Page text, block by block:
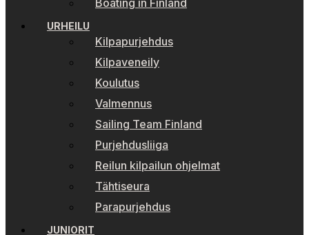
Boating in Finland
URHEILU
Kilpapurjehdus
Kilpaveneily
Koulutus
Valmennus
Sailing Team Finland
Purjehdusliiga
Reilun kilpailun ohjelmat
Tähtiseura
Parapurjehdus
JUNIORIT